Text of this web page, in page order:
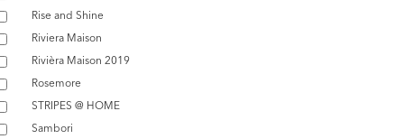
Rise and Shine
Riviera Maison
Rivièra Maison 2019
Rosemore
STRIPES @ HOME
Sambori